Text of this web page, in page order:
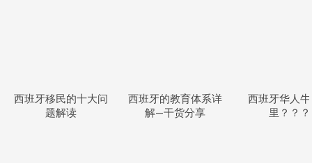
西班牙移民的十大问
题解读
西班牙的教育体系详
解—干货分享
西班牙华人
里？？？